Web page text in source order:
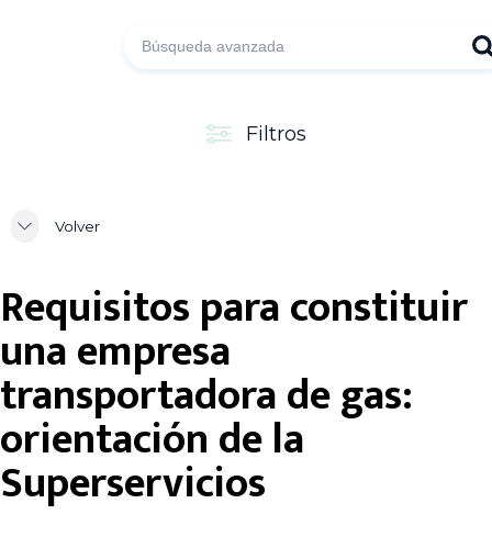
Filtros
Volver
Requisitos para constituir
una empresa
transportadora de gas:
orientación de la
Superservicios